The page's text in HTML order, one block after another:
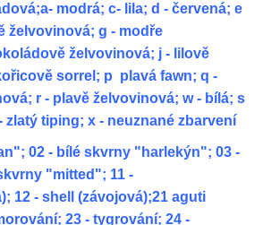
modrá; c- lila; d - červená; e
želvovinová; g - modře
želvovinová; j - lilově
sorrel; p plavá fawn; q -
r - plavě želvovinová; w - bílá; s
zlatý tiping; x - neuznané zbarvení
02 - bílé skvrny "harlekýn"; 03 -
"mitted"; 11 -
12 - shell (závojová);21 aguti
23 - tygrování; 24 -